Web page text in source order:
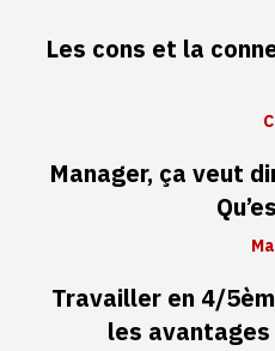
Les cons et la
Manager, ça veut
Travailler en 4/
les